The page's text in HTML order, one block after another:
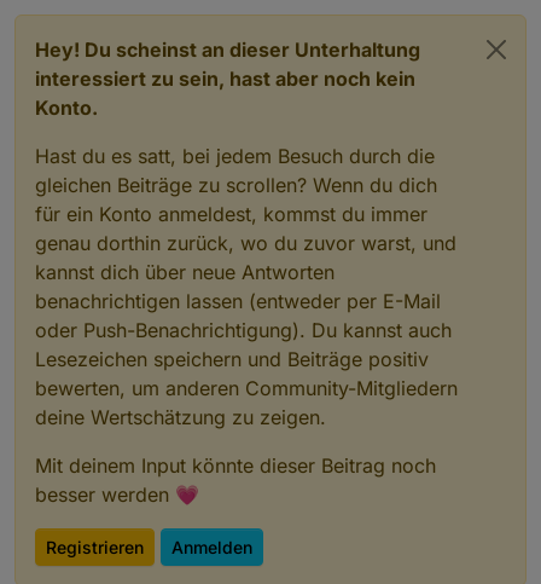
Hey! Du scheinst an dieser Unterhaltung
interessiert zu sein, hast aber noch kein
Konto.
Hast du es satt, bei jedem Besuch durch die
gleichen Beiträge zu scrollen? Wenn du dich
für ein Konto anmeldest, kommst du immer
genau dorthin zurück, wo du zuvor warst, und
kannst dich über neue Antworten
benachrichtigen lassen (entweder per E-Mail
oder Push-Benachrichtigung). Du kannst auch
Lesezeichen speichern und Beiträge positiv
bewerten, um anderen Community-Mitgliedern
deine Wertschätzung zu zeigen.
Mit deinem Input könnte dieser Beitrag noch
besser werden 💗
Registrieren Anmelden